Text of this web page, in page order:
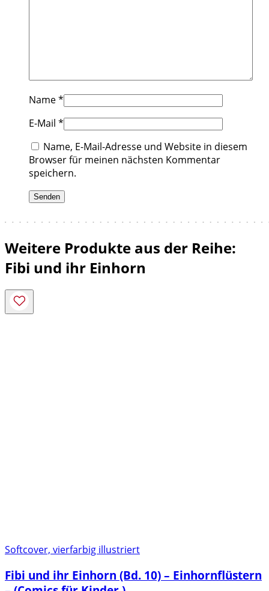
Name*
E-Mail *
Name, E-Mail-Adresse und Website in diesem
Browser für meinen nächsten Kommentar
speichern.
Weitere Produkte aus der Reihe:
Fibi und ihr Einhorn
Softcover, vierfarbig illustriert
Fibi und ihr Einhorn (Bd. 10) – Einhornflüstern